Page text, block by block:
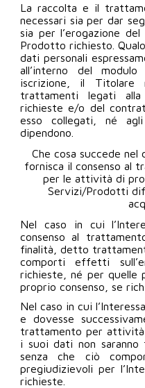
La raccolta e il
necessari sia per dar
sia per l’erogazione
Prodotto richiesto.
dati personali
all’interno del
iscrizione, il
trattamenti legati
richieste e/o del
esso collegati, né
dipendono.
Che cosa succede nel
fornisca il consenso al
per le attività di
Servizi/Prodotti
Nel caso in cui
consenso al
finalità, detto
comporti effetti
richieste, né per quelle
proprio consenso, se
Nel caso in cui
e dovesse
trattamento per attività
i suoi dati non
senza che ciò
pregiudizievoli per
richieste.